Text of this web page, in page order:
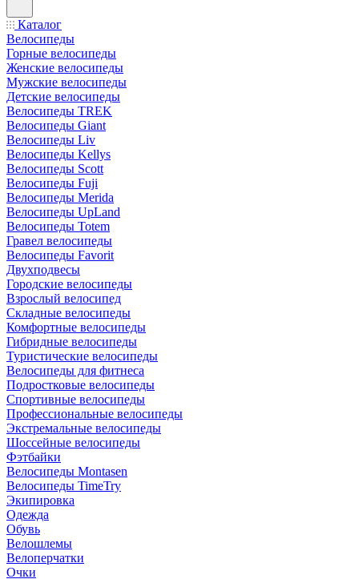
Каталог
Велосипеды
Горные велосипеды
Женские велосипеды
Мужские велосипеды
Детские велосипеды
Велосипеды TREK
Велосипеды Giant
Велосипеды Liv
Велосипеды Kellys
Велосипеды Scott
Велосипеды Fuji
Велосипеды Merida
Велосипеды UpLand
Велосипеды Totem
Гравел велосипеды
Велосипеды Favorit
Двухподвесы
Городские велосипеды
Взрослый велосипед
Складные велосипеды
Комфортные велосипеды
Гибридные велосипеды
Туристические велосипеды
Велосипеды для фитнеса
Подростковые велосипеды
Спортивные велосипеды
Профессиональные велосипеды
Экстремальные велосипеды
Шоссейные велосипеды
Фэтбайки
Велосипеды Montasen
Велосипеды TimeTry
Экипировка
Одежда
Обувь
Велошлемы
Велоперчатки
Очки